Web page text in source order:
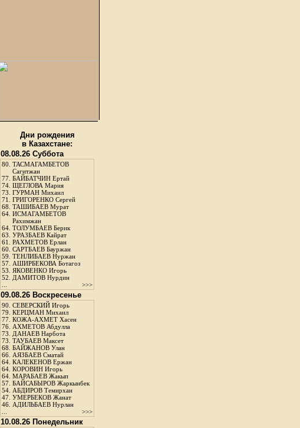
Дни рождения
в Казахстане:
08.08.26 Суббота
80. ТАСМАГАМБЕТОВ
Сагитжан
77. БАЙБАТЧИН Ертай
74. ЩЕГЛОВА Мария
73. ГУРМАН Михаил
71. ГРИГОРЕНКО Сергей
68. ТАШИБАЕВ Мурат
64. ИСМАГАМБЕТОВ
Рахимжан
64. ТОЛУМБАЕВ Берик
63. УРАЗБАЕВ Кайрат
61. РАХМЕТОВ Ерлан
60. САРТБАЕВ Бауржан
59. ТЕНЛИБАЕВ Нуржан
57. АШИРБЕКОВА Ботагоз
53. ЯКОВЕНКО Игорь
52. ДАМИТОВ Нурдин
>>>
09.08.26 Воскресенье
90. СЕВЕРСКИЙ Игорь
79. КЕРЦМАН Михаил
77. КОЖА-АХМЕТ Хасен
76. АХМЕТОВ Абдулла
73. ДАНАЕВ Нарбота
73. ТАУБАЕВ Максет
68. БАЙЖАНОВ Улан
66. АЯЗБАЕВ Сматай
64. КАЛЕКЕНОВ Ержан
64. КОРОВИН Игорь
64. МАРАБАЕВ Жакып
57. БАЙСАБЫРОВ Жаркынбек
54. АБДИРОВ Темирхан
47. УМЕРБЕКОВ Жанат
46. АДИЛЬБАЕВ Нурлан
>>>
10.08.26 Понедельник